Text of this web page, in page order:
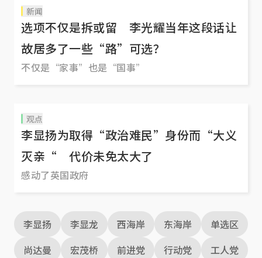
新闻
选项不仅是拆或留 李光耀当年这段话让
故居多了一些“路”可选？
不仅是“家事”也是“国事”
观点
李显扬为取得“政治难民”身份而“大义
灭亲“ 代价未免太大了
感动了英国政府
李显扬 李显龙 西海岸 东海岸
单选区
尚达曼
宏茂桥 前进党 行动党 工人党